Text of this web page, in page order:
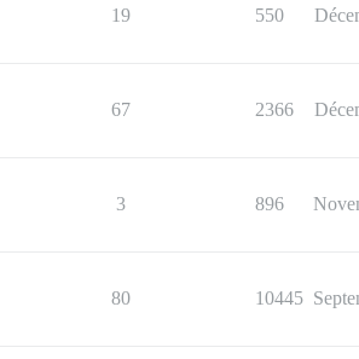
19 550
67 2366
3 896
80 10445